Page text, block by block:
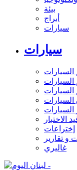
بيئة
أبراج
سيارات
سيارات
السيارات
السيارات
السيارات
الاختبار
إختراعات
و تقارير
غاليري